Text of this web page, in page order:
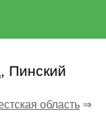
Пинский
область ⇒